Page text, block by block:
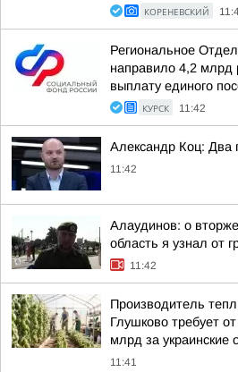
КОРЕНЕВСКИЙ
Региональное
направило 4,2 млрд
выплату единого
КУРСК 11:42
Александр Коц: Два
11:42
Алаудинов: о
область я узнал от
11:42
Производитель
Глушково требует
млрд за украинские
11:41